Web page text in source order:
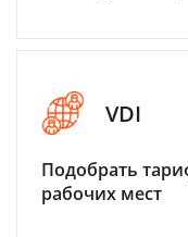
VDI
Подобрать
рабочих мест